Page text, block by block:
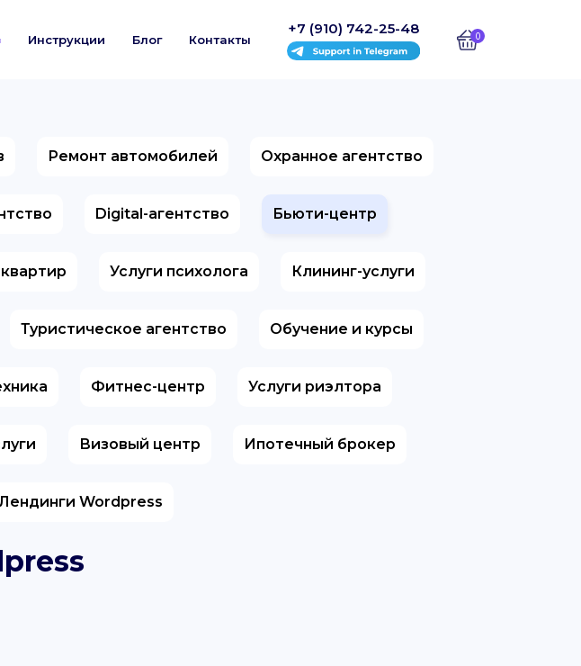
Инструкции Блог Контакты
+7 (910) 742-25-48 0
Ремонт автомобилей Охранное агентство
Digital-агентство Бьюти-центр
Услуги психолога Клининг-услуги
Туристическое агентство Обучение и курсы
Фитнес-центр Услуги риэлтора
Визовый центр Ипотечный брокер
Wordpress